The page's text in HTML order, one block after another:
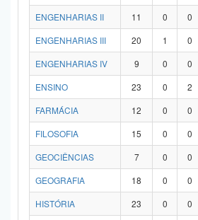
ENGENHARIAS II
11 0 0
ENGENHARIAS III
20 1 0
ENGENHARIAS IV
9 0 0
ENSINO
23 0 2
FARMÁCIA
12 0 0
FILOSOFIA
15 0 0
GEOCIÊNCIAS
7 0 0
GEOGRAFIA
18 0 0
HISTÓRIA
23 0 0